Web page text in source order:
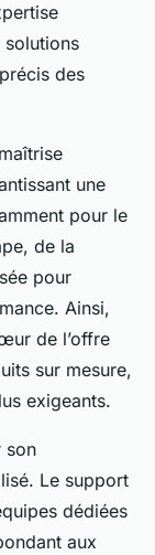
solutions
des
une
pour le
de la
pour
Ainsi,
de l’offre
sur mesure,
exigeants.
son
Le support
dédiées
aux